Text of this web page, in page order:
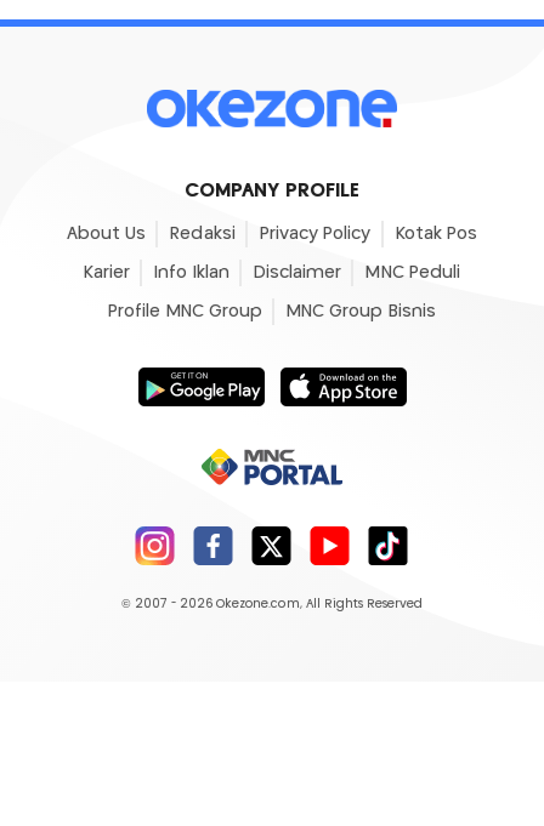
COMPANY PROFILE
About Us Redaksi Privacy Policy Kotak Pos
Karier Info Iklan Disclaimer MNC Peduli
Profile MNC Group MNC Group Bisnis
© 2007 - 2026 Okezone.com, All Rights Reserved